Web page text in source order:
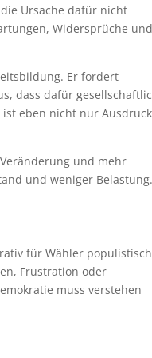
Ursache dafür nicht
Widersprüche und
Er fordert
dass dafür
eben nicht nur Ausdruck
und mehr
und weniger Belastung.
für Wähler
Frustration oder
muss verstehen